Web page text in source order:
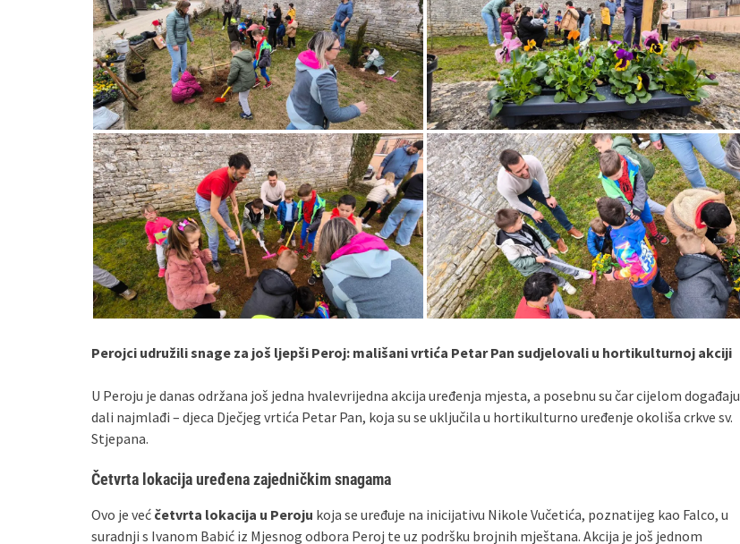
Perojci udružili snage za još ljepši Peroj: mališani vrtića Petar Pan sudjelovali u hortikulturnoj akciji
U Peroju je danas održana još jedna hvalevrijedna akcija uređenja mjesta, a posebnu su čar cijelom događaju
dali najmlađi – djeca Dječjeg vrtića Petar Pan, koja su se uključila u hortikulturno uređenje okoliša crkve sv.
Stjepana.
Četvrta lokacija uređena zajedničkim snagama
Ovo je već četvrta lokacija u Peroju koja se uređuje na inicijativu Nikole Vučetića, poznatijeg kao Falco, u
suradnji s Ivanom Babić iz Mjesnog odbora Peroj te uz podršku brojnih mještana. Akcija je još jednom